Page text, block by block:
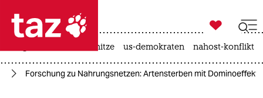
 taz zahl ich
taz zahl ich

taz zahl ich
hitze us-demokraten nahost-konflikt
Forschung zu Nahrungsnetzen: Artensterben mit Dominoeffekt